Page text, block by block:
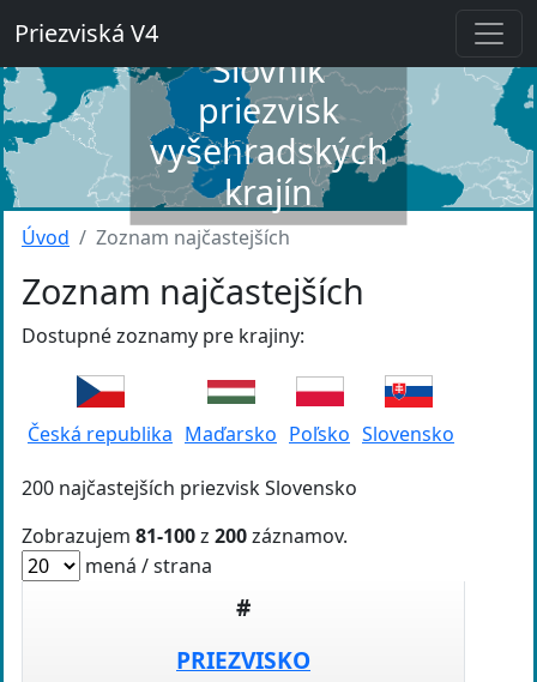
Priezviská V4
Slovník
priezvisk
vyšehradských
krajín
Úvod Zoznam najčastejších
Zoznam najčastejších
Dostupné zoznamy pre krajiny:
Česká republika Maďarsko Poľsko Slovensko
200 najčastejších priezvisk Slovensko
Zobrazujem 81-100z 200záznamov.
mená / strana
#
PRIEZVISKO